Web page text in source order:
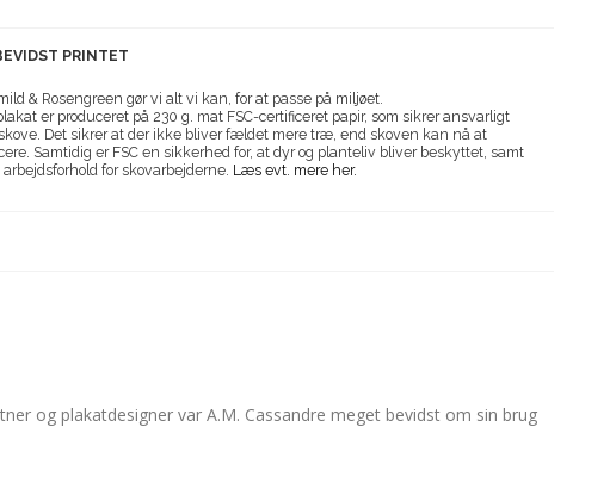
PRINTET
& Rosengreen gør vi alt vi kan, for at passe på miljøet.
er produceret på 230 g. mat FSC-certificeret papir, som sikrer ansvarligt
Det sikrer at der ikke bliver fældet mere træ, end skoven kan nå at
Samtidig er FSC en sikkerhed for, at dyr og planteliv bliver beskyttet, samt
for skovarbejderne. Læs evt. mere her.
og plakatdesigner var A.M. Cassandre meget bevidst om sin brug